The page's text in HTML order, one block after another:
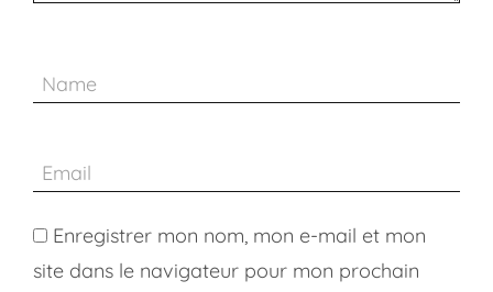
Enregistrer mon nom, mon e-mail et mon
site dans le navigateur pour mon prochain